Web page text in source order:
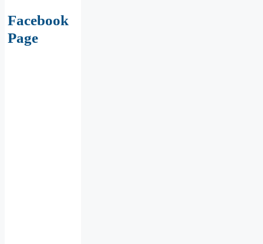
Facebook
Page